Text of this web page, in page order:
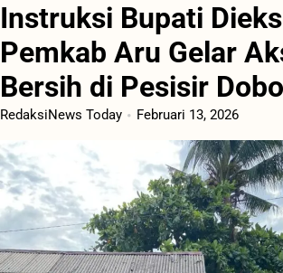
Instruksi Bupati
Pemkab Aru Gelar
Bersih di Pesisir Dobo
RedaksiNews Today Februari 13, 2026